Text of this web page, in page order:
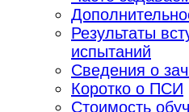
Результаты
испытаний
Сведения о
Коротко о ПСИ
Стоимость